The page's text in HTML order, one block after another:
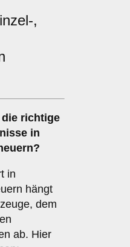
,
richtige
in
in
hängt
dem
ab. Hier